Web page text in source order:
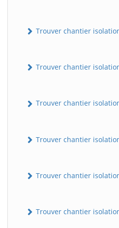
Trouver chantier
Trouver chantier
Trouver chantier
Trouver chantier
Trouver chantier
Trouver chantier